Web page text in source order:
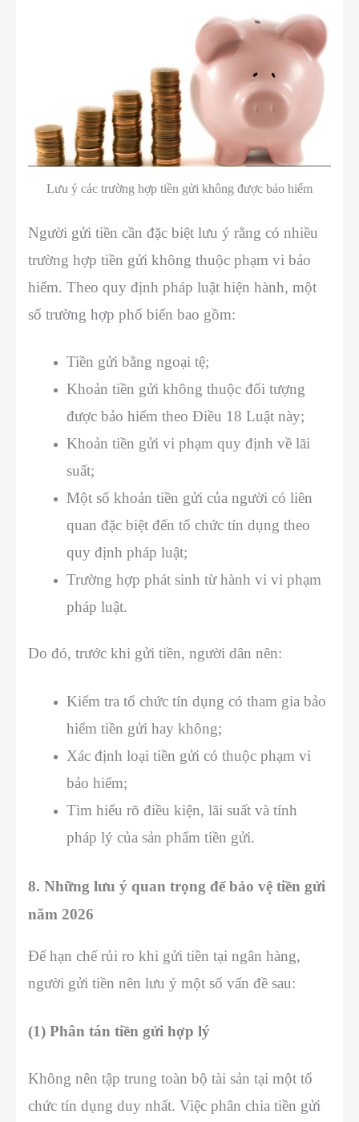
Lưu ý các trường hợp tiền gửi không được bảo hiểm
Người gửi tiền cần đặc biệt lưu ý rằng có nhiều
trường hợp tiền gửi không thuộc phạm vi bảo
hiểm. Theo quy định pháp luật hiện hành, một
số trường hợp phổ biến bao gồm:
Tiền gửi bằng ngoại tệ;
Khoản tiền gửi không thuộc đối tượng
được bảo hiểm theo Điều 18 Luật này;
Khoản tiền gửi vi phạm quy định về lãi
suất;
Một số khoản tiền gửi của người có liên
quan đặc biệt đến tổ chức tín dụng theo
quy định pháp luật;
Trường hợp phát sinh từ hành vi vi phạm
pháp luật.
Do đó, trước khi gửi tiền, người dân nên:
Kiểm tra tổ chức tín dụng có tham gia bảo
hiểm tiền gửi hay không;
Xác định loại tiền gửi có thuộc phạm vi
bảo hiểm;
Tìm hiểu rõ điều kiện, lãi suất và tính
pháp lý của sản phẩm tiền gửi.
8. Những lưu ý quan trọng để bảo vệ tiền gửi
năm 2026
Để hạn chế rủi ro khi gửi tiền tại ngân hàng,
người gửi tiền nên lưu ý một số vấn đề sau:
(1) Phân tán tiền gửi hợp lý
Không nên tập trung toàn bộ tài sản tại một tổ
chức tín dụng duy nhất. Việc phân chia tiền gửi